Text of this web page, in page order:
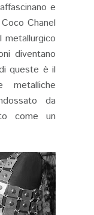
e
Chanel
metallurgico
diventano
queste è il
da
come un